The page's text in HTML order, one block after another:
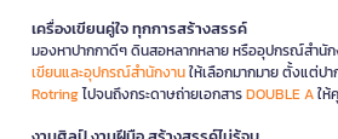
เครื่องเขียนคู่ใจ ทุกการสร้างสรรค์
มองหาปากกาดีๆ ดินสอหลากหลาย หรืออุปกรณ์สำนัก
เขียนและอุปกรณ์สำนักงานให้เลือกมากมาย ตั้งแต่ป
Rotringไปจนถึงกระดาษถ่ายเอกสารDOUBLE Aให้